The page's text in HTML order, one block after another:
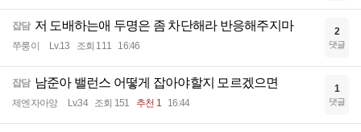
잡담 저 도배하는애 두명은 좀 차단해라 반응해주지마
쭈룽이 Lv.13 조회 111 16:46
2
댓글
잡담 남준아 밸런스 어떻게 잡아야할지 모르겠으면
제엔자아앙 Lv.34 조회 151 추천 1 16:44
1
댓글